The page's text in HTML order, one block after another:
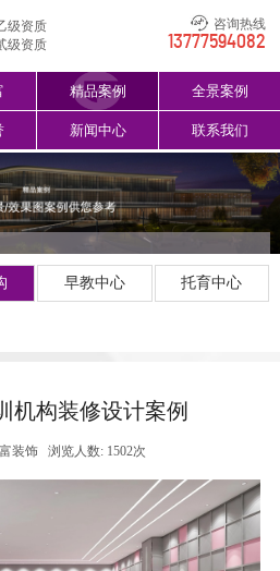
级资质
级资质
咨询热线
13777594082
精品案例 全景案例
新闻中心 联系我们
早教中心 托育中心
机构装修设计案例
装饰 浏览人数: 1502次